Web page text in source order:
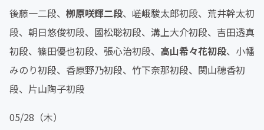
後藤一二段、 栁原咲輝二段、嵯峨駿太郎初段、荒井幹太初
段、朝日悠俊初段、國松聡初段、溝上大介初段、吉田透真
初段、篠田優也初段、張心治初段、 高山希々花初段、小幡
みのり初段、香原野乃初段、竹下奈那初段、関山穂香初
段、片山陶子初段
05/28（木）